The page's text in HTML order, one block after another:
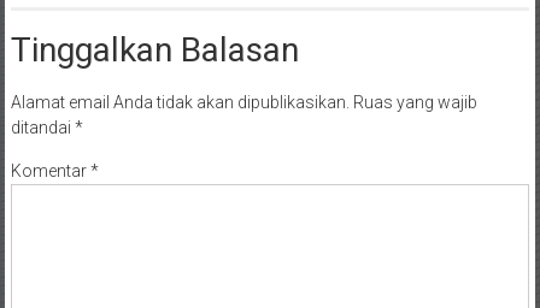
Tinggalkan Balasan
Alamat email Anda tidak akan dipublikasikan. Ruas yang wajib
ditandai *
Komentar*